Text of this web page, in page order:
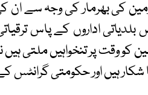
کی بھرمار کی وجہ سے ان
اداروں کے پاس
وقت پر تنخواہیں ملتی ہیں
شکار ہیں اور حکومتی گرانٹس